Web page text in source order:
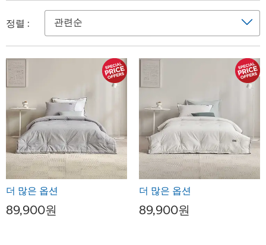
정렬 :
더 많은 옵션
89,900원
더 많은 옵션
89,900원